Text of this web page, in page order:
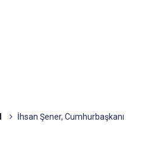
İhsan Şener, Cumhurbaşkanı